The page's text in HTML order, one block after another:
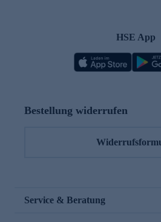
HSE App
Bestellung widerrufen
Service & Beratung